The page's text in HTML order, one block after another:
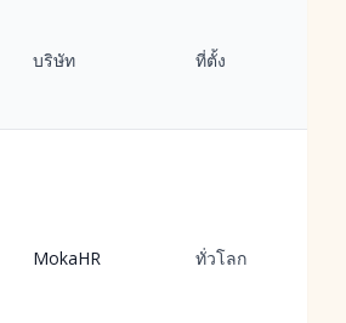
บริษัท ที่ตั้ง
MokaHR ทั่วโลก